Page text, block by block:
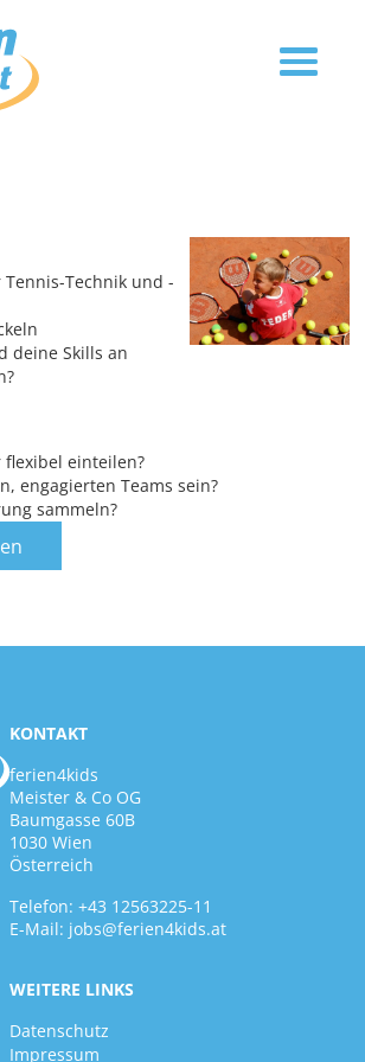
Technik und -
deine Skills an
einteilen?
engagierten Teams sein?
sammeln?
KONTAKT
ferien4kids
Meister & Co OG
Baumgasse 60B
1030 Wien
Österreich
Telefon:+43 12563225-11
E-Mail: jobs@ferien4kids.at
WEITERE LINKS
Datenschutz
Impressum